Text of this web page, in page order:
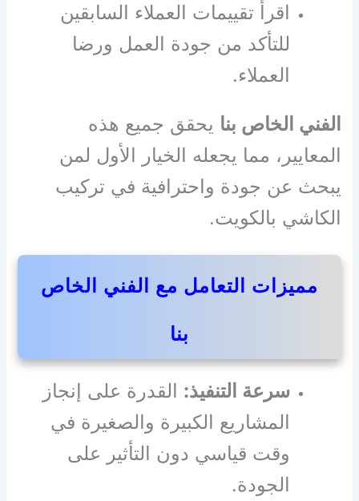
اقرأ تقييمات العملاء السابقين
للتأكد من جودة العمل ورضا
العملاء.
الفني الخاص بنا يحقق جميع هذه
المعايير، مما يجعله الخيار الأول لمن
يبحث عن جودة واحترافية في تركيب
الكاشي بالكويت.
مميزات التعامل مع الفني الخاص
بنا
سرعة التنفيذ: القدرة على إنجاز
المشاريع الكبيرة والصغيرة في
وقت قياسي دون التأثير على
الجودة.